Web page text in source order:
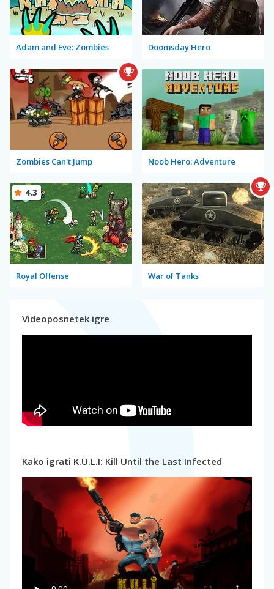
Adam and Eve: Zombies Doomsday Hero
Zombies Can't Jump Noob Hero: Adventure
Royal Offense
4.3
War of Tanks
Videoposnetek igre
Kako igrati K.U.L.I: Kill Until the Last Infected